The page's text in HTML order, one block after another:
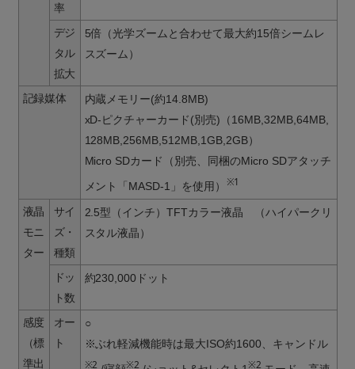
率
デジ
タル
拡大
5倍（光学ズームと合わせて最大約15倍シームレ
スズーム）
記録媒体
内蔵メモリー(約14.8MB)
xD-ピクチャーカード(別売)（16MB,32MB,64MB,
128MB,256MB,512MB,1GB,2GB）
Micro SDカード（別売、同梱のMicro SDアタッチ
メント「MASD-1」を使用） ※1
液晶
モニ
ター
サイ
ズ・
種類
2.5型（インチ）TFTカラー液晶 （ハイパークリ
スタル液晶）
ドッ
ト数
約230,000ドット
感度
（標
準出
オー
ト
○
※ぶれ軽減機能時は最大ISO約1600、キャンドル
※2
※2 ※2